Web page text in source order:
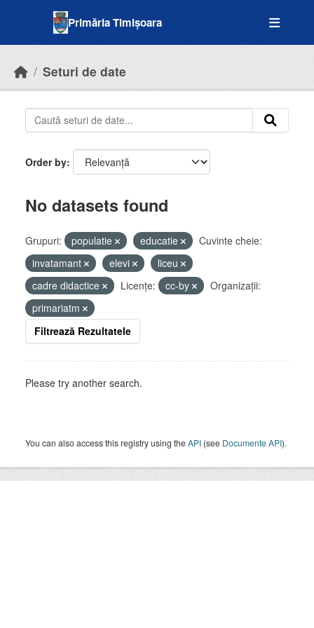
Primăria Timișoara
Seturi de date
Order by
No datasets found
Grupuri: populatie educatie
Cuvinte cheie:
invatamant
elevi
liceu
cadre didactice
Licenţe: cc-by
Organizații:
primariatm
Filtrează Rezultatele
Please try another search.
You can also access this registry using theAPI (see Documente API).